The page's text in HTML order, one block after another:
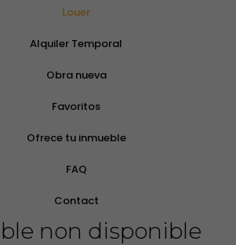
Louer
Alquiler Temporal
Obra nueva
Favoritos
Ofrece tu inmueble
FAQ
Contact
non disponible